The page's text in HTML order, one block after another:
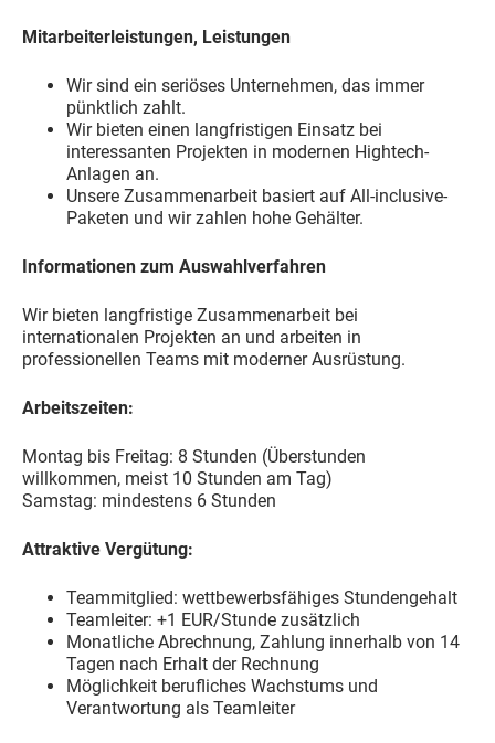
Mitarbeiterleistungen, Leistungen
Wir sind ein seriöses Unternehmen, das immer
pünktlich zahlt.
Wir bieten einen langfristigen Einsatz bei
interessanten Projekten in modernen Hightech-
Anlagen an.
Unsere Zusammenarbeit basiert auf All-inclusive-
Paketen und wir zahlen hohe Gehälter.
Informationen zum Auswahlverfahren
Wir bieten langfristige Zusammenarbeit bei
internationalen Projekten an und arbeiten in
professionellen Teams mit moderner Ausrüstung.
Arbeitszeiten:
Montag bis Freitag: 8 Stunden (Überstunden
willkommen, meist 10 Stunden am Tag)
Samstag: mindestens 6 Stunden
Attraktive Vergütung:
Teammitglied: wettbewerbsfähiges Stundengehalt
Teamleiter: +1 EUR/Stunde zusätzlich
Monatliche Abrechnung, Zahlung innerhalb von 14
Tagen nach Erhalt der Rechnung
Möglichkeit berufliches Wachstums und
Verantwortung als Teamleiter